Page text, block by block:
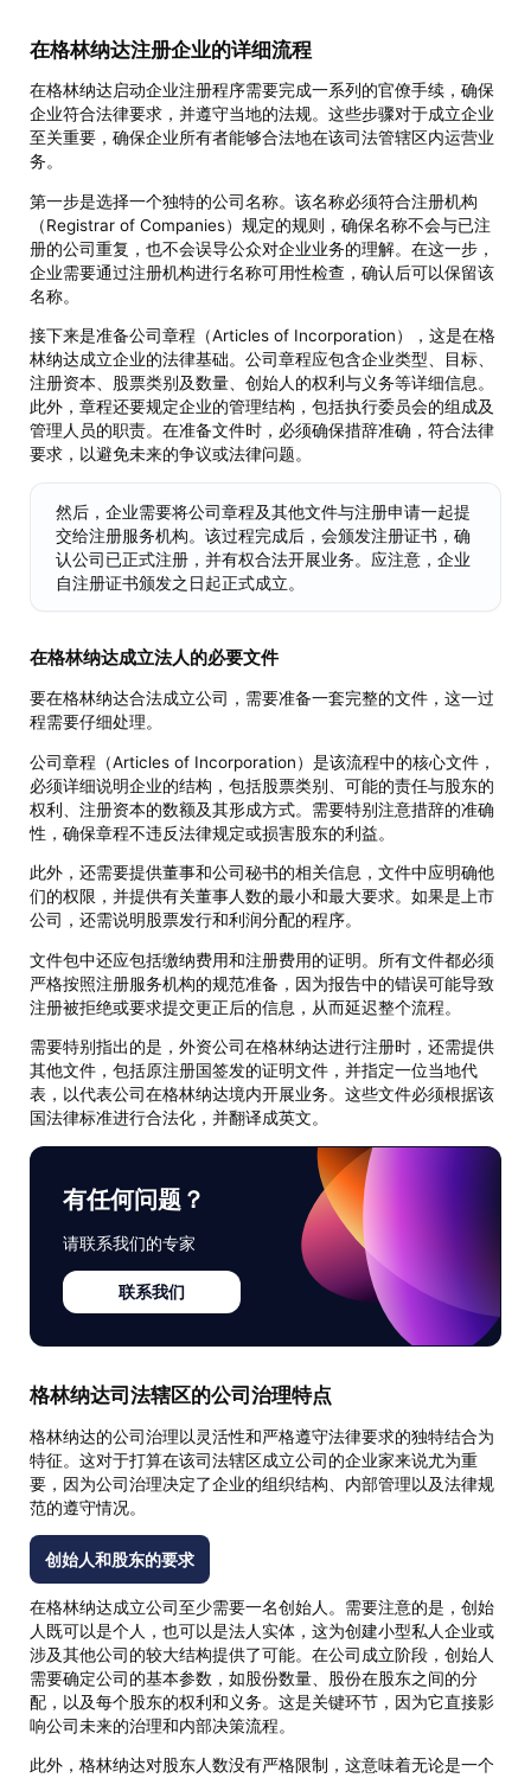
在格林纳达注册企业的详细流程
在格林纳达启动企业注册程序需要完成一系列的官僚手续，确保
企业符合法律要求，并遵守当地的法规。这些步骤对于成立企业
至关重要，确保企业所有者能够合法地在该司法管辖区内运营业
务。
第一步是选择一个独特的公司名称。该名称必须符合注册机构
（Registrar of Companies）规定的规则，确保名称不会与已注
册的公司重复，也不会误导公众对企业业务的理解。在这一步，
企业需要通过注册机构进行名称可用性检查，确认后可以保留该
名称。
接下来是准备公司章程（Articles of Incorporation），这是在格
林纳达成立企业的法律基础。公司章程应包含企业类型、目标、
注册资本、股票类别及数量、创始人的权利与义务等详细信息。
此外，章程还要规定企业的管理结构，包括执行委员会的组成及
管理人员的职责。在准备文件时，必须确保措辞准确，符合法律
要求，以避免未来的争议或法律问题。
然后，企业需要将公司章程及其他文件与注册申请一起提
交给注册服务机构。该过程完成后，会颁发注册证书，确
认公司已正式注册，并有权合法开展业务。应注意，企业
自注册证书颁发之日起正式成立。
在格林纳达成立法人的必要文件
要在格林纳达合法成立公司，需要准备一套完整的文件，这一过
程需要仔细处理。
公司章程（Articles of Incorporation）是该流程中的核心文件，
必须详细说明企业的结构，包括股票类别、可能的责任与股东的
权利、注册资本的数额及其形成方式。需要特别注意措辞的准确
性，确保章程不违反法律规定或损害股东的利益。
此外，还需要提供董事和公司秘书的相关信息，文件中应明确他
们的权限，并提供有关董事人数的最小和最大要求。如果是上市
公司，还需说明股票发行和利润分配的程序。
文件包中还应包括缴纳费用和注册费用的证明。所有文件都必须
严格按照注册服务机构的规范准备，因为报告中的错误可能导致
注册被拒绝或要求提交更正后的信息，从而延迟整个流程。
需要特别指出的是，外资公司在格林纳达进行注册时，还需提供
其他文件，包括原注册国签发的证明文件，并指定一位当地代
表，以代表公司在格林纳达境内开展业务。这些文件必须根据该
国法律标准进行合法化，并翻译成英文。
有任何问题？
请联系我们的专家
联系我们
格林纳达司法辖区的公司治理特点
格林纳达的公司治理以灵活性和严格遵守法律要求的独特结合为
特征。这对于打算在该司法辖区成立公司的企业家来说尤为重
要，因为公司治理决定了企业的组织结构、内部管理以及法律规
范的遵守情况。
创始人和股东的要求
在格林纳达成立公司至少需要一名创始人。需要注意的是，创始
人既可以是个人，也可以是法人实体，这为创建小型私人企业或
涉及其他公司的较大结构提供了可能。在公司成立阶段，创始人
需要确定公司的基本参数，如股份数量、股份在股东之间的分
配，以及每个股东的权利和义务。这是关键环节，因为它直接影
响公司未来的治理和内部决策流程。
此外，格林纳达对股东人数没有严格限制，这意味着无论是一个